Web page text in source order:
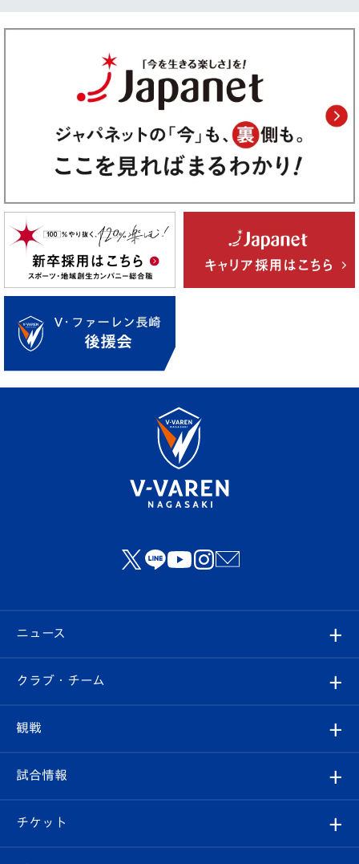
ニュース
すべて
クラブ
試合情報
クラブ・チーム
クラブ概要
エンブレム紹介
観戦
観戦ルール
はじめての観戦ガイド
試合情報
試合日程/結果
チケット